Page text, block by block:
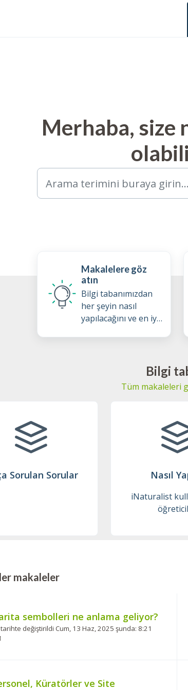
Merhaba, size
Makalelere göz
atın
Bilgi tabanımızdan
her şeyin nasıl
yapılacağını ve en iyi
Bilgi
Tüm makaleleri
Sorulan Sorular Nasıl
iNaturalist
makaleler
sembolleri ne anlama geliyor?
değiştirildi Cum, 13 Haz, 2025 şunda: 8:21
Küratörler ve Site